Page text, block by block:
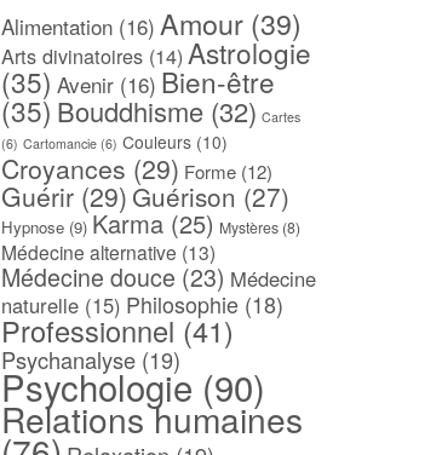
Astrologie, karma et
rythmes cosmiques –
Germaine HOLLEY
30,00 €
AJOUTER AU PANIER
Ajouter à ma Wishlist
[1693] – Jean
AJOUTER AU
Alimentation(16) Amour(39)
Arts divinatoires(14) Astrologie
(35) Avenir(16) Bien-être
(35) Bouddhisme(32) Cartes
(6) Cartomancie(6) Couleurs(10)
Croyances (29) Forme(12)
Guérir(29) Guérison (27)
Hypnose(9) Karma(25) Mystères(8)
Médecine alternative (13)
Médecine douce (23) Médecine
naturelle(15) Philosophie (18)
Professionnel (41)
Psychanalyse(19)
Psychologie (90)
Relations humaines